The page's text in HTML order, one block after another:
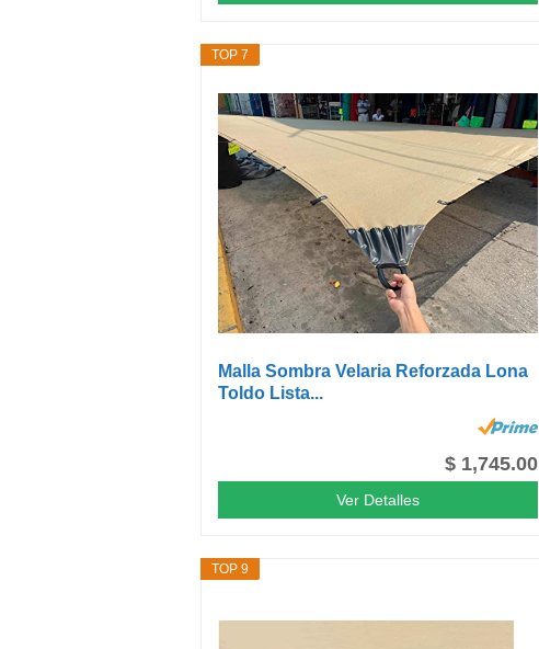
TOP 7
Malla Sombra Velaria Reforzada Lona
Toldo Lista...
$ 1,745.00
Ver Detalles
TOP 9